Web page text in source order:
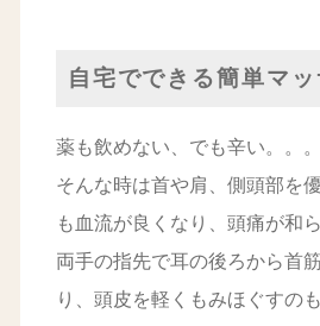
自宅でできる簡単マ
薬も飲めない、でも辛い。。。
そんな時は首や肩、側頭部を
も血流が良くなり、頭痛が和ら
両手の指先で耳の後ろから首
り、頭皮を軽くもみほぐすの